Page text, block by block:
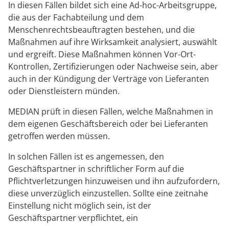
In diesen Fällen bildet sich eine Ad-hoc-Arbeitsgruppe,
die aus der Fachabteilung und dem
Menschenrechtsbeauftragten bestehen, und die
Maßnahmen auf ihre Wirksamkeit analysiert, auswählt
und ergreift. Diese Maßnahmen können Vor-Ort-
Kontrollen, Zertifizierungen oder Nachweise sein, aber
auch in der Kündigung der Verträge von Lieferanten
oder Dienstleistern münden.
MEDIAN prüft in diesen Fällen, welche Maßnahmen in
dem eigenen Geschäftsbereich oder bei Lieferanten
getroffen werden müssen.
In solchen Fällen ist es angemessen, den
Geschäftspartner in schriftlicher Form auf die
Pflichtverletzungen hinzuweisen und ihn aufzufordern,
diese unverzüglich einzustellen. Sollte eine zeitnahe
Einstellung nicht möglich sein, ist der
Geschäftspartner verpflichtet, ein